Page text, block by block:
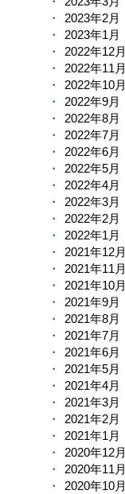
2023年2月
2023年1月
2022年12月
2022年11月
2022年10月
2022年9月
2022年8月
2022年7月
2022年6月
2022年5月
2022年4月
2022年3月
2022年2月
2022年1月
2021年12月
2021年11月
2021年10月
2021年9月
2021年8月
2021年7月
2021年6月
2021年5月
2021年4月
2021年3月
2021年2月
2021年1月
2020年12月
2020年11月
2020年10月